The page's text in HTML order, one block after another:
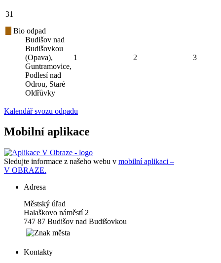
31
Bio odpad
Budišov nad
Budišovkou
(Opava),
Guntramovice,
Podlesí nad
Odrou, Staré
Oldřůvky
1 2 3
Kalendář svozu odpadu
Mobilní aplikace
Sledujte informace z našeho webu v mobilní aplikaci –
V OBRAZE.
Adresa
Městský úřad
Halaškovo náměstí 2
747 87 Budišov nad Budišovkou
Kontakty